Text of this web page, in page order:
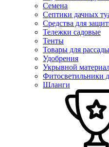
Семена
Септики дачных
Средства для
Тележки садовые
Тенты
Товары для рассады
Удобрения
Укрывной
Фитосветильники
Шланги